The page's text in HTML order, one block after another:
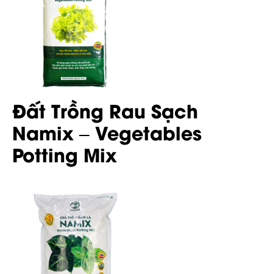
Đất Trồng Rau Sạch
Namix – Vegetables
Potting Mix